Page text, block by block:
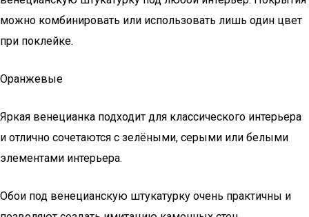
можно комбинировать или использовать лишь один цвет
при поклейке.
Оранжевые
Яркая венецианка подходит для классического интерьера
и отлично сочетаются с зелёными, серыми или белыми
элементами интерьера.
Обои под венецианскую штукатурку очень практичны и